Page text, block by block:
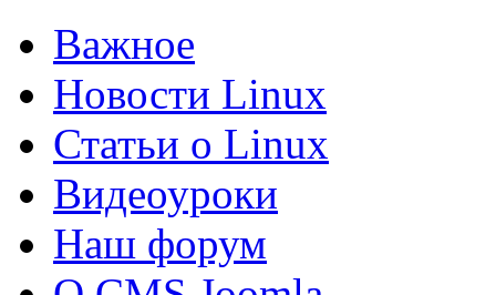
Важное
Новости Linux
Статьи о Linux
Видеоуроки
Наш форум